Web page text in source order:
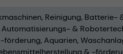
Reinigung Batterie-
Automatisierungs- &
förderung Aquarien
& -